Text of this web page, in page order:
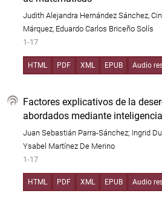
Judith Alejandra Hernández Sánchez,
Márquez, Eduardo Carlos Briceño Solís
1-17
HTML PDF XML EPUB Audio
Factores explicativos de la
abordados mediante
Juan Sebastián Parra-Sánchez; Ingrid
Ysabel Martínez De Merino
1-17
HTML PDF XML EPUB Audio